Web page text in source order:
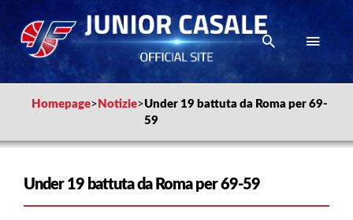
Homepage> Notizie>Under 19 battuta da Roma per 69-
59
Under 19 battuta da Roma per 69-59